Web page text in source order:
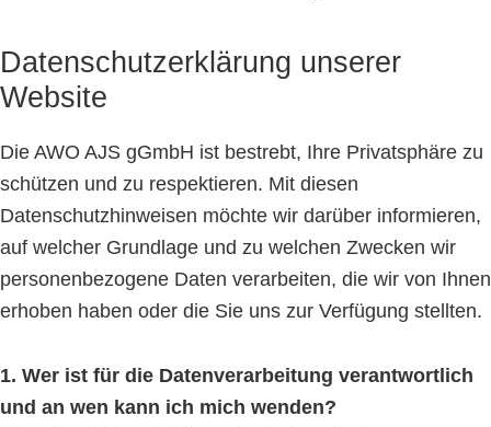
Datenschutzerklärung unserer
Website
Die AWO AJS gGmbH ist bestrebt, Ihre Privatsphäre zu
schützen und zu respektieren. Mit diesen
Datenschutzhinweisen möchte wir darüber informieren,
auf welcher Grundlage und zu welchen Zwecken wir
personenbezogene Daten verarbeiten, die wir von Ihnen
erhoben haben oder die Sie uns zur Verfügung stellten.
1. Wer ist für die Datenverarbeitung verantwortlich
und an wen kann ich mich wenden?